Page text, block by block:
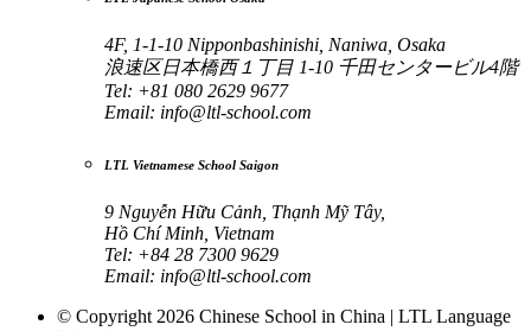
4F, 1-1-10 Nipponbashinishi, Naniwa, Osaka
浪速区日本橋西１丁目 1-10 千田センタービル4階
Tel: +81 080 2629 9677
Email: info@ltl-school.com
LTL Vietnamese School Saigon
9 Nguyễn Hữu Cảnh, Thạnh Mỹ Tây,
Hồ Chí Minh, Vietnam
Tel: +84 28 7300 9629
Email: info@ltl-school.com
© Copyright 2026 Chinese School in China | LTL Language